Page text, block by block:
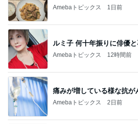
Amebaトピックス 1日前
ルミ子 何十年振りに俳優
Amebaトピックス 12時間前
痛みが増している様な抗が
Amebaトピックス 2日前